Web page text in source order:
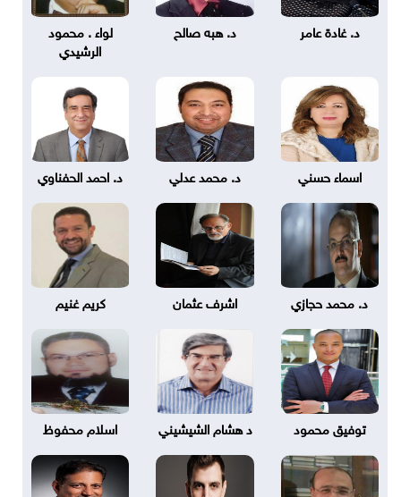
د. غادة عامر د. هبه صالح
لواء . محمود
الرشيدي
اسماء حسني د. محمد عدلي د. احمد الحفناوي
د. محمد حجازي اشرف عثمان كريم غنيم
توفيق محمود د هشام الشيشيني اسلام محفوظ